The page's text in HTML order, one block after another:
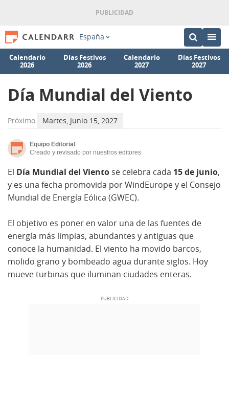
España
Calendario
2026
Días Festivos
2026
Calendario
2027
Días Festivos
2027
Día Mundial del Viento
Próximo Martes, Junio 15, 2027
Equipo Editorial
Creado y revisado por nuestros editores
El Día Mundial del Viento se celebra cada 15 de junio,
y es una fecha promovida por WindEurope y el Consejo
Mundial de Energía Eólica (GWEC).
El objetivo es poner en valor una de las fuentes de
energía más limpias, abundantes y antiguas que
conoce la humanidad. El viento ha movido barcos,
molido grano y bombeado agua durante siglos. Hoy
mueve turbinas que iluminan ciudades enteras.